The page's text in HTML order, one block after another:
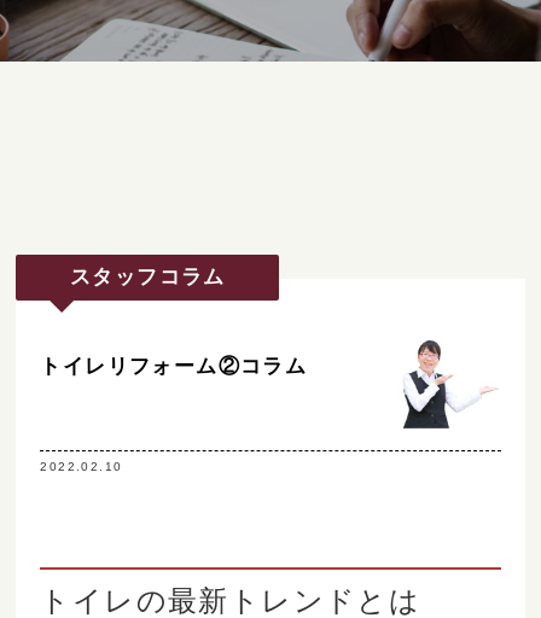
スタッフコラム
トイレリフォーム②コラム
2022.02.10
トイレの最新トレンドとは